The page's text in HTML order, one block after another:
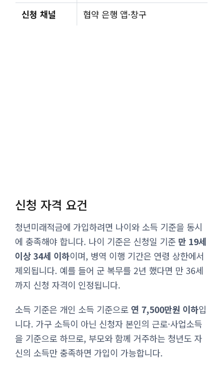
신청 채널
협약 은행 앱·창구
신청 자격 요건
청년미래적금에 가입하려면 나이와 소득 기준을 동시
에 충족해야 합니다. 나이 기준은 신청일 기준 만 19세
이상 34세 이하이며, 병역 이행 기간은 연령 상한에서
제외됩니다. 예를 들어 군 복무를 2년 했다면 만 36세
까지 신청 자격이 인정됩니다.
소득 기준은 개인 소득 기준으로 연 7,500만원 이하입
니다. 가구 소득이 아닌 신청자 본인의 근로·사업소득
을 기준으로 하므로, 부모와 함께 거주하는 청년도 자
신의 소득만 충족하면 가입이 가능합니다.